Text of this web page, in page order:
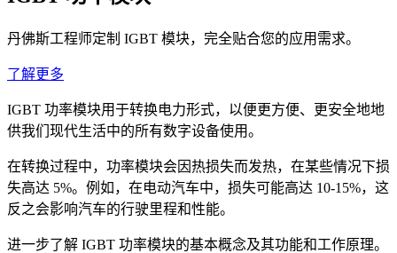
丹佛斯工程师定制 IGBT 模块，完全贴合您的应用需求。
了解更多
IGBT 功率模块用于转换电力形式，以便更方便、更安全地地
供我们现代生活中的所有数字设备使用。
在转换过程中，功率模块会因热损失而发热，在某些情况下损
失高达 5%。例如，在电动汽车中，损失可能高达 10-15%，这
反之会影响汽车的行驶里程和性能。
进一步了解 IGBT 功率模块的基本概念及其功能和工作原理。